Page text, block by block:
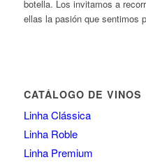
botella. Los invitamos a
ellas la pasión que sentimos
CATÁLOGO DE VINOS
Linha Clássica
Linha Roble
Linha Premium